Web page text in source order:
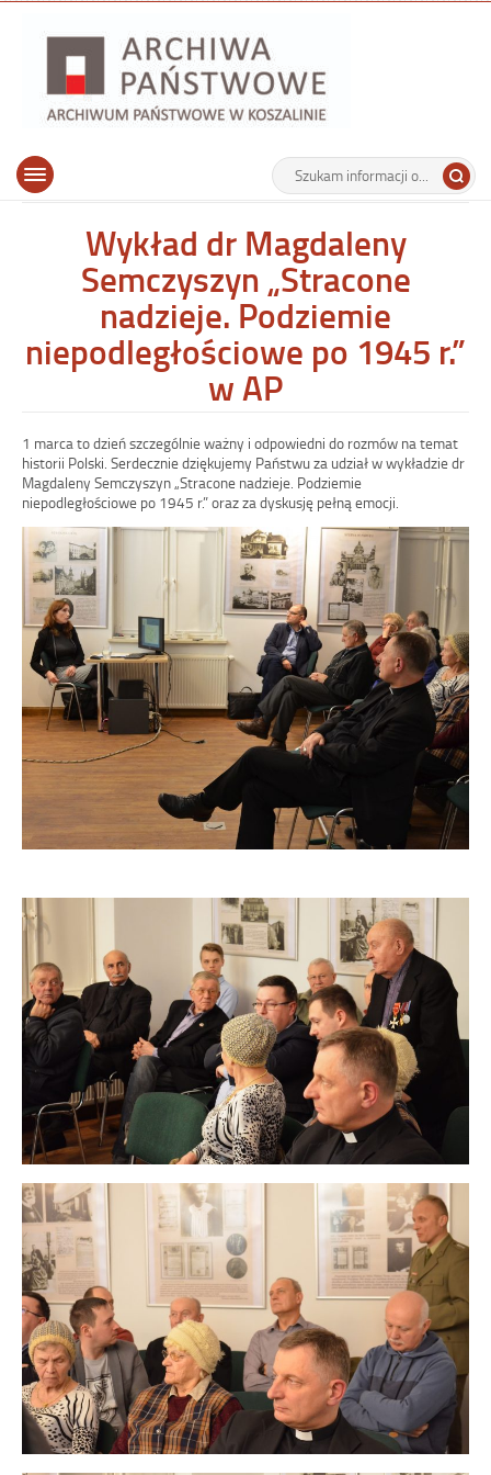
Archiwum Państwowe w Koszalinie
Wyszukiwarka
Tutaj
wpisz
Górne
Otwórz
Wykład dr Magdaleny
Semczyszyn „Stracone
nadzieje. Podziemie
niepodległościowe po 1945 r.”
w AP
1 marca to dzień szczególnie ważny i odpowiedni do rozmów na temat
historii Polski. Serdecznie dziękujemy Państwu za udział w wykładzie dr
Magdaleny Semczyszyn „Stracone nadzieje. Podziemie
niepodległościowe po 1945 r.” oraz za dyskusję pełną emocji.